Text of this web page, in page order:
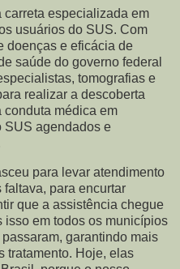
carreta especializada em
usuários do SUS. Com
doenças e eficácia de
saúde do governo federal
tomografias e
realizar a descoberta
conduta médica em
SUS agendados e
para levar atendimento
para encurtar
que a assistência chegue
isso em todos os municípios
garantindo mais
tratamento. Hoje, elas